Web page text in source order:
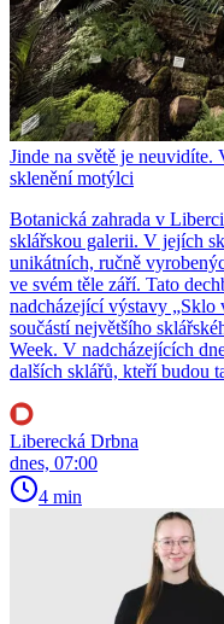
Jinde na světě je
sklenění motýlci
Botanická zahrada v
sklářskou galerii. V jejích
unikátních, ručně
ve svém těle září. Tato
nadcházející výstavy „Sklo
součástí největšího
Week. V nadcházejících
dalších sklářů, kteří budou
Liberecká Drbna
dnes, 07:00
4 min